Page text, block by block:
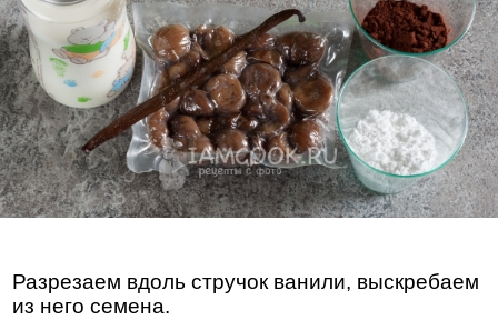
Разрезаем вдоль стручок ванили, выскребаем
из него семена.